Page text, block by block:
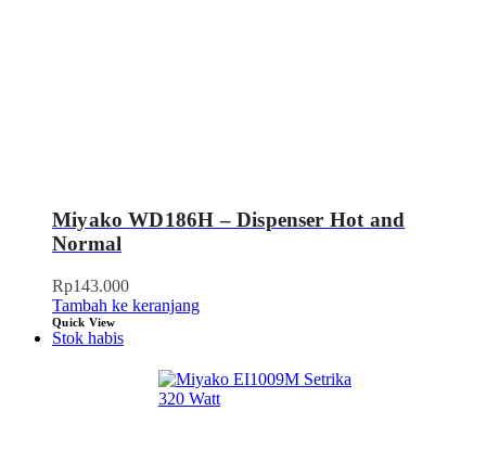
Miyako WD186H – Dispenser Hot and
Normal
Rp143.000
Tambah ke keranjang
Quick View
Stok habis